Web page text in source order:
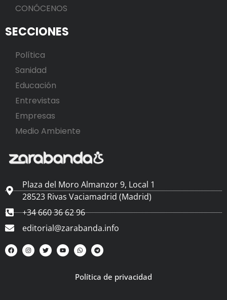
CONÓCENOS
SECCIONES
Política
Sanidad
Educación
Entrevistas
Empresas
Medio Ambiente
Plaza del Moro Almanzor 9, Local 1
28523 Rivas Vaciamadrid (Madrid)
+34 660 36 62 96
editorial@zarabanda.info
Política de privacidad